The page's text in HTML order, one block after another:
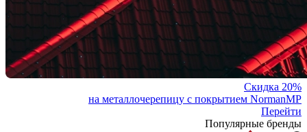
Скидка 20%
на металлочерепицу с покрытием NormanMP
Перейти
Популярные бренды